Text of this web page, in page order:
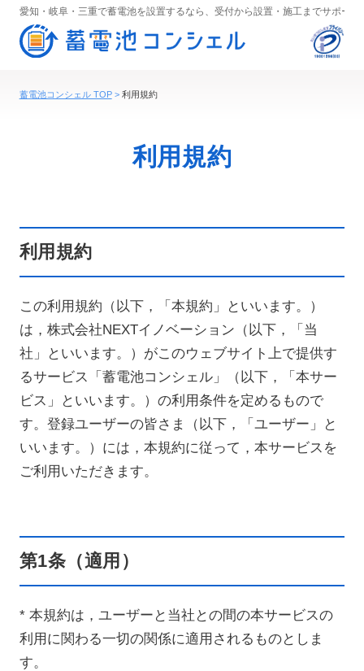
愛知・岐阜・三重で蓄電池を設置するなら、受付から設置・施工までサポー
蓄電池コンシェル TOP 利用規約
利用規約
利用規約
この利用規約（以下，「本規約」といいます。）
は，株式会社NEXTイノベーション（以下，「当
社」といいます。）がこのウェブサイト上で提供す
るサービス「蓄電池コンシェル」（以下，「本サー
ビス」といいます。）の利用条件を定めるもので
す。登録ユーザーの皆さま（以下，「ユーザー」と
いいます。）には，本規約に従って，本サービスを
ご利用いただきます。
第1条（適用）
* 本規約は，ユーザーと当社との間の本サービスの
利用に関わる一切の関係に適用されるものとしま
す。